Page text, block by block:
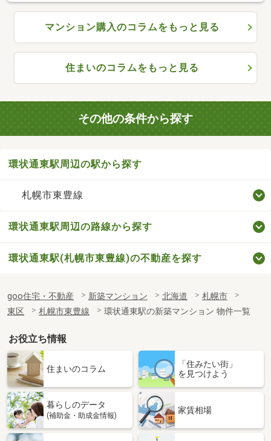
マンション購入のコラムをもっと見る
住まいのコラムをもっと見る
その他の条件から探す
環状通東駅周辺の駅から探す
札幌市東豊線
環状通東駅周辺の路線から探す
環状通東駅(札幌市東豊線)の不動産を探す
goo住宅・不動産 新築マンション 北海道
札幌市
東区
札幌市東豊線 環状通東駅の新築マンション 物件一覧
お役立ち情報
住まいのコラム
「住みたい街」
を見つけよう
暮らしのデータ
(補助金・助成金情報)
家賃相場